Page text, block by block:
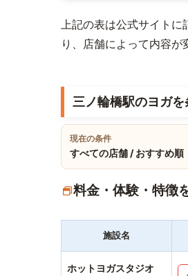
上記の表は公式サイトに
り、店舗によって内容が
三ノ輪橋駅のヨガ
現在の条件
すべての店舗 / おすすめ順
料金・体験・特徴
施設名
ホットヨガスタジオ